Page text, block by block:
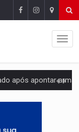
apontar arma para
no peito durante briga
12 kg de skunk e arma que